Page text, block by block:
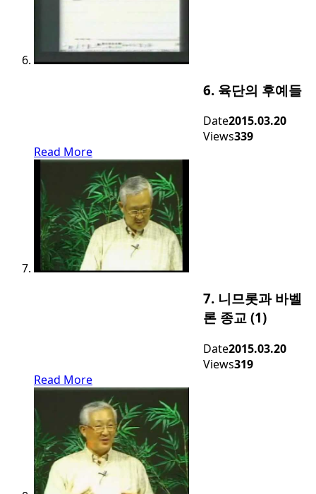
6. 육단의 후예들
Date2015.03.20
Views339
Read More
7. 니므롯과 바벨
론 종교 (1)
Date2015.03.20
Views319
Read More